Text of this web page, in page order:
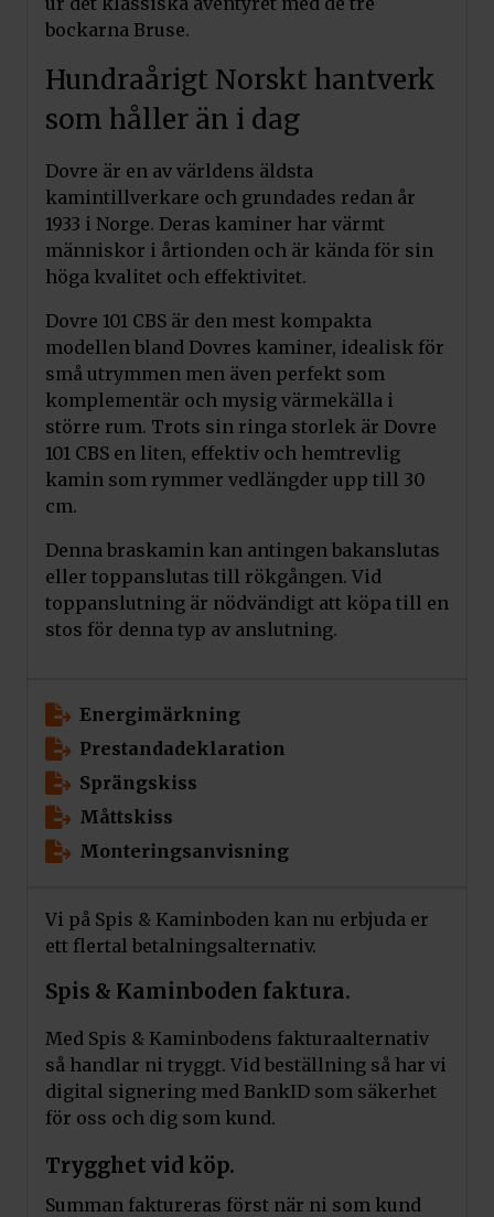
bockarna Bruse.
Hundraårigt Norskt hantverk
som håller än i dag
Dovre är en av världens äldsta
kamintillverkare och grundades redan år
1933 i Norge. Deras kaminer har värmt
människor i årtionden och är kända för sin
höga kvalitet och effektivitet.
Dovre 101 CBS är den mest kompakta
modellen bland Dovres kaminer, idealisk för
små utrymmen men även perfekt som
komplementär och mysig värmekälla i
större rum. Trots sin ringa storlek är Dovre
101 CBS en liten, effektiv och hemtrevlig
kamin som rymmer vedlängder upp till 30
cm.
Denna braskamin kan antingen bakanslutas
eller toppanslutas till rökgången. Vid
toppanslutning är nödvändigt att köpa till en
stos för denna typ av anslutning.
Energimärkning
Prestandadeklaration
Sprängskiss
Måttskiss
Monteringsanvisning
Vi på Spis & Kaminboden kan nu erbjuda er
ett flertal betalningsalternativ.
Spis & Kaminboden faktura.
Med Spis & Kaminbodens fakturaalternativ
så handlar ni tryggt. Vid beställning så har vi
digital signering med BankID som säkerhet
för oss och dig som kund.
Trygghet vid köp.
Summan faktureras först när ni som kund